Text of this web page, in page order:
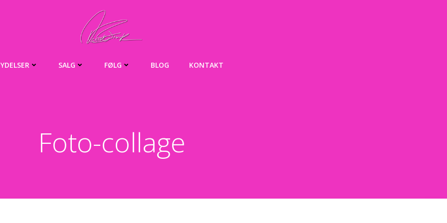
YDELSER SALG FØLG BLOG KONTAKT
Foto-collage